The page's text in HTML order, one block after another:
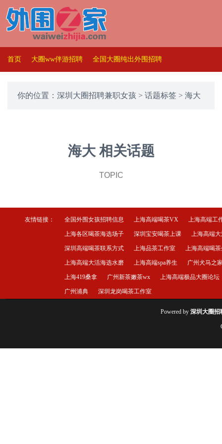
首页 大圈ww伴游招聘 全国大圈纯出外围招聘
你的位置： 深圳大圈招聘兼职女孩 > 话题标签 > 海大
海大 相关话题
TOPIC
友情链接： 全国外围女孩招聘信息 上海高端喝茶VX 上海高端工
上海各区喝茶海选场子 深圳宝安喝茶上课 上海高端
深圳高端喝茶联系方式 上海品茶工作室 上海高端喝
上海高端大活海选水磨 上海高端spa养生 广州犬马之
上海419桑拿 广州新茶嫩茶wx 上海高端极品大圈论坛
广州浦典 深圳龙岗喝茶工作室
Powered by 深圳大圈招